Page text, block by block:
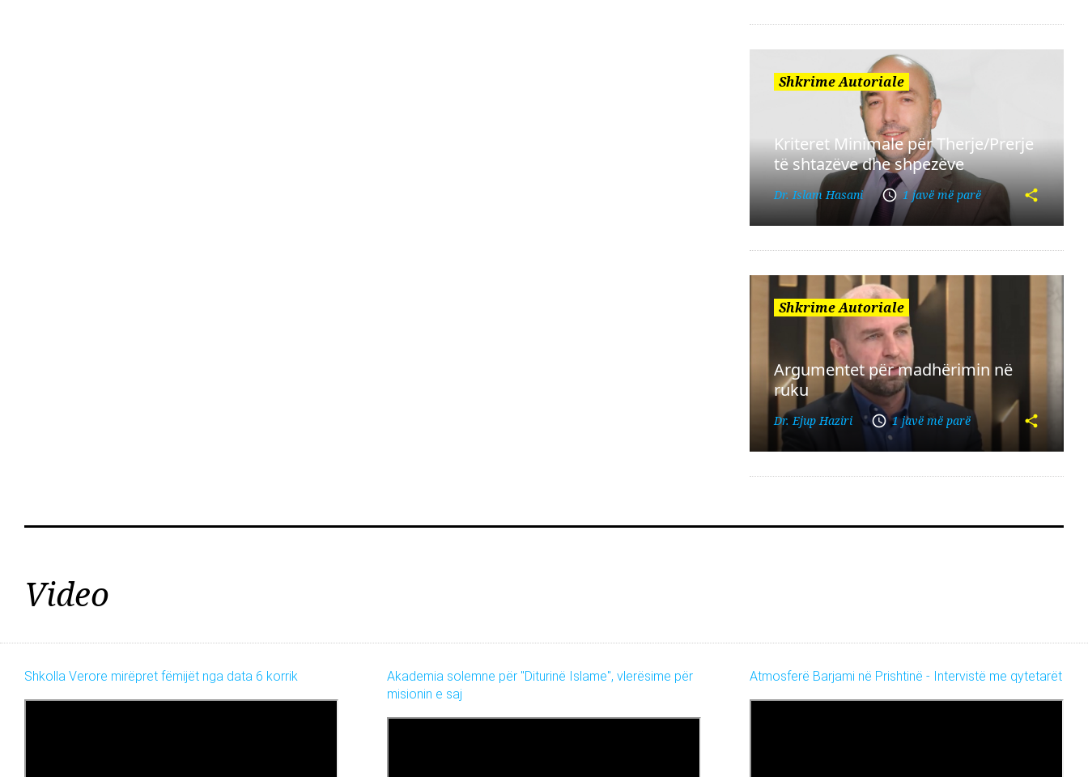
Shkrime Autoriale
Kriteret Minimale për Therje/Prerje
të shtazëve dhe shpezëve
Dr. Islam Hasani 1 javë më parë
Shkrime Autoriale
Argumentet për madhërimin në
ruku
Dr. Ejup Haziri 1 javë më parë
Video
Shkolla Verore mirëpret fëmijët nga data 6 korrik
Akademia solemne për "Diturinë Islame", vlerësime për
misionin e saj
Atmosferë Barjami në Prishtinë - Intervistë me qytetarët